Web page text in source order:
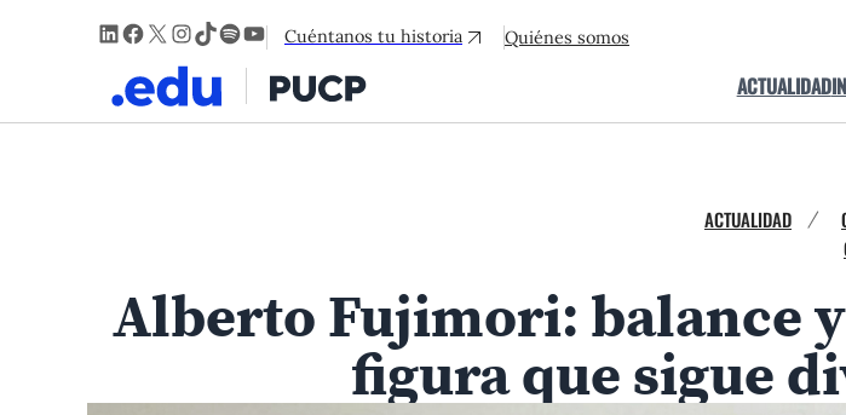
LinkedIn
Facebook
X Instagram
TikTok
Spotify
YouTube
Cuéntanos tu historia Quiénes somos
ACTUALIDAD
ACTUALIDAD /
Alberto Fujimori: balance
figura que sigue